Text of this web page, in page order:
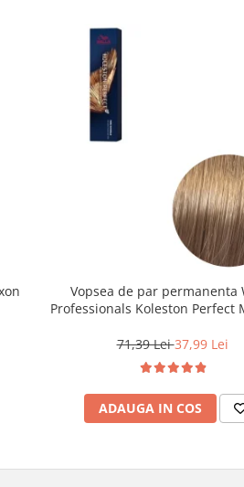
Vopsea de par permanenta
Professionals Koleston Perfect
71,39 Lei37,99 Lei
ADAUGA IN COS